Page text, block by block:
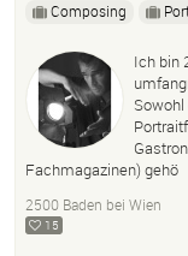
Composing
Ich bin
Fachmagazinen) gehö
2500 Baden bei Wien
15